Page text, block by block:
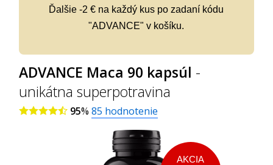
Ďalšie -2 € na každý kus po zadaní kódu
"ADVANCE" v košíku.
ADVANCE Maca 90 kapsúl -
unikátna superpotravina
95%85 hodnotenie
AKCIA